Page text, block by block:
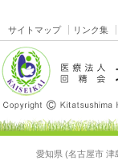
サイトマップ リンク集
愛知県 (名古屋市